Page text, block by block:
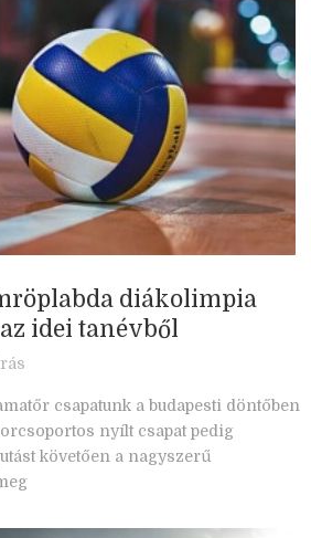
diákolimpia
idei tanévből
csapatunk a budapesti döntőben
nyílt csapat pedig
követően a nagyszerű